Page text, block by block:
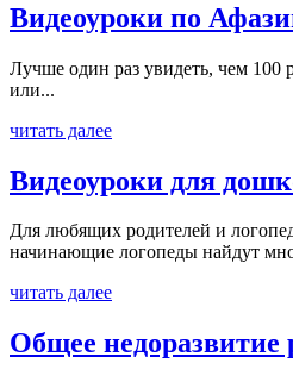
Видеоуроки по
Лучше один раз увидеть, чем 100
или...
читать далее
Видеоуроки для
Для любящих родителей и
начинающие логопеды найдут
читать далее
Общее недоразвитие